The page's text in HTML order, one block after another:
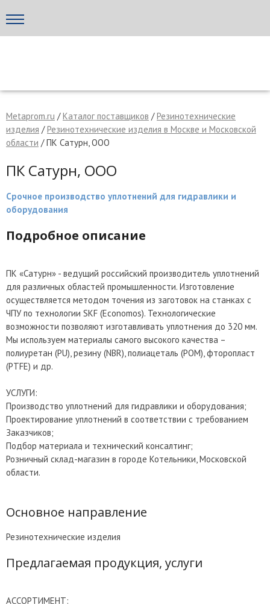
МЕТАПРОМ - российский торгово-промышленный портал
Написать поставщику
Metaprom.ru /Каталог поставщиков /Резинотехнические
изделия /Резинотехнические изделия в Москве и Московской
области / ПК Сатурн, ООО
ПК Сатурн, ООО
Срочное производство уплотнений для гидравлики и
оборудования
Подробное описание
ПК «Сатурн» - ведущий российский производитель уплотнений
для различных областей промышленности. Изготовление
осуществляется методом точения из заготовок на станках с
ЧПУ по технологии SKF (Economos). Технологические
возможности позволяют изготавливать уплотнения до 320 мм.
Мы используем материалы самого высокого качества –
полиуретан (PU), резину (NBR), полиацеталь (POM), фторопласт
(PTFE) и др.
УСЛУГИ:
Производство уплотнений для гидравлики и оборудования;
Проектирование уплотнений в соответствии с требованием
Заказчиков;
Подбор материала и технический консалтинг;
Розничный склад-магазин в городе Котельники, Московской
области.
Основное направление
Резинотехнические изделия
Предлагаемая продукция, услуги
АССОРТИМЕНТ: